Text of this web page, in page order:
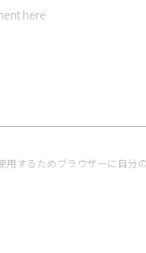
用するためブラウザーに自分